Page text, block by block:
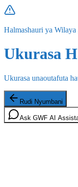
Halmashauri ya
Ukurasa
Ukurasa unaoutafuta
Rudi Nyumbani
Ask GWF AI